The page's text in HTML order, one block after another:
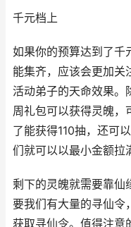
千元档上
如果你的预算达到了千
能集齐，应该会更加关
活动弟子的天命效果。
周礼包可以获得灵魄
了能获得110抽，还可
们就可以以最小金额拉
剩下的灵魄就需要靠仙
要我们有大量的寻仙令
获取寻仙令。值得注意